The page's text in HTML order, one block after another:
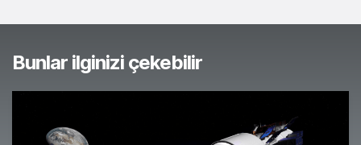
Bunlar ilginizi çekebilir